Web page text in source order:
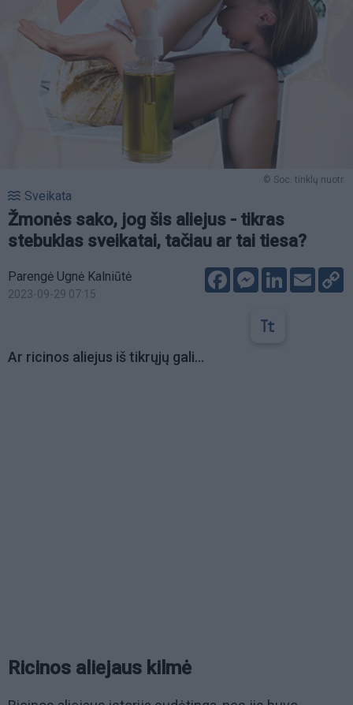
© Soc. tinklų nuotr.
Sveikata
Žmonės sako, jog šis aliejus - tikras
stebuklas sveikatai, tačiau ar tai tiesa?
Parengė Ugnė Kalniūtė
2023-09-29 07:15
FacebookMessenger
LinkedIn
Email
Ar ricinos aliejus iš tikrųjų gali...
Ricinos aliejaus kilmė